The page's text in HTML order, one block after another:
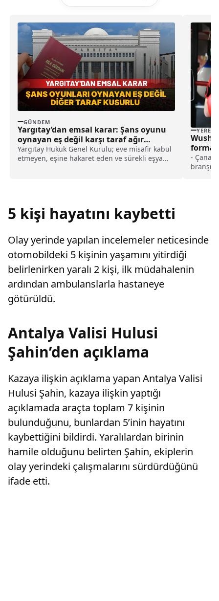
GÜNDEM
Yargıtay’dan emsal karar: Şans oyunu
oynayan eş değil karşı taraf ağır
kusurlu sayıldı
Yargıtay Hukuk Genel Kurulu; eve misafir kabul
etmeyen, eşine hakaret eden ve sürekli eşya
YEREL
-
5 kişi hayatını kaybetti
Olay yerinde yapılan incelemeler neticesinde
otomobildeki 5 kişinin yaşamını yitirdiği
belirlenirken yaralı 2 kişi, ilk müdahalenin
ardından ambulanslarla hastaneye
götürüldü.
Antalya Valisi Hulusi
Şahin’den açıklama
Kazaya ilişkin açıklama yapan Antalya Valisi
Hulusi Şahin, kazaya ilişkin yaptığı
açıklamada araçta toplam 7 kişinin
bulunduğunu, bunlardan 5’inin hayatını
kaybettiğini bildirdi. Yaralılardan birinin
hamile olduğunu belirten Şahin, ekiplerin
olay yerindeki çalışmalarını sürdürdüğünü
ifade etti.